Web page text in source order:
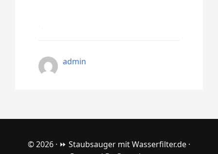
admin
© 2026 · ⏩ Staubsauger mit Wasserfilter.de ·